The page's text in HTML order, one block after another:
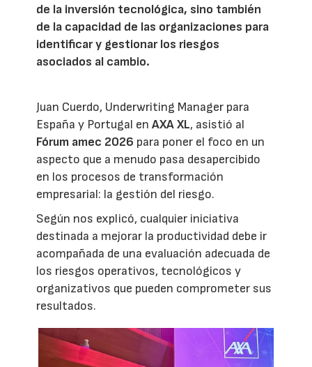
de la inversión tecnológica, sino también
de la capacidad de las organizaciones para
identificar y gestionar los riesgos
asociados al cambio.
Juan Cuerdo, Underwriting Manager para
España y Portugal enAXA XL, asistió al
Fórum amec 2026 para poner el foco en un
aspecto que a menudo pasa desapercibido
en los procesos de transformación
empresarial: la gestión del riesgo.
Según nos explicó, cualquier iniciativa
destinada a mejorar la productividad debe ir
acompañada de una evaluación adecuada de
los riesgos operativos, tecnológicos y
organizativos que pueden comprometer sus
resultados.